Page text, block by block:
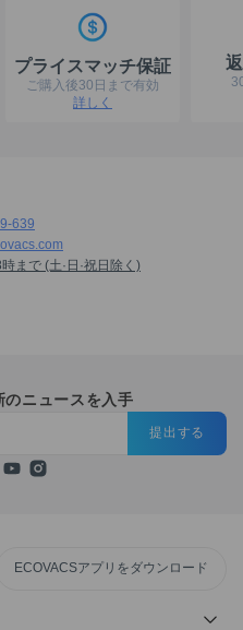
プライスマッチ保証
ご購入後30日まで有効
詳しく
639
まで (土·日·祝日除く)
のニュースを入手
提出する
ECOVACSアプリをダウンロード